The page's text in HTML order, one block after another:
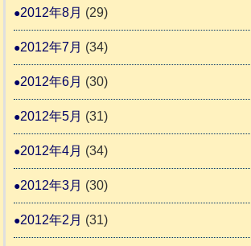
2012年8月 (29)
2012年7月 (34)
2012年6月 (30)
2012年5月 (31)
2012年4月 (34)
2012年3月 (30)
2012年2月 (31)